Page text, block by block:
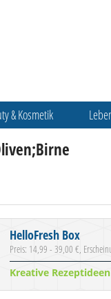
& Kosmetik
HelloFresh Box
Preis: 14,99 - 39,00 €,
Kreative